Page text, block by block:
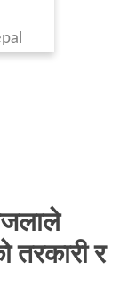
तरकारी र